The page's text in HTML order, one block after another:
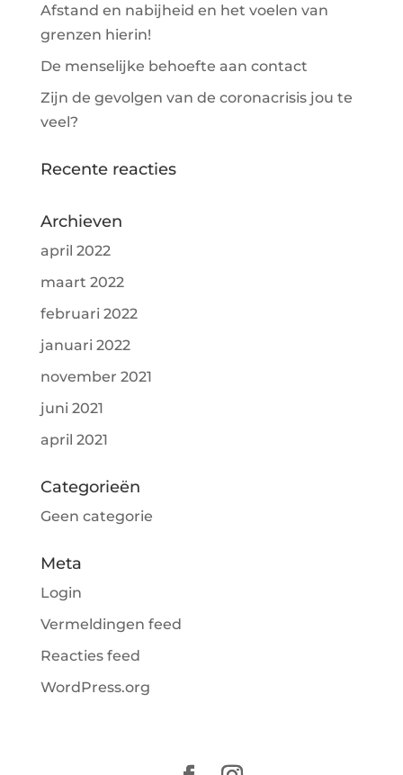
Afstand en nabijheid en het voelen van
grenzen hierin!
De menselijke behoefte aan contact
Zijn de gevolgen van de coronacrisis jou te
veel?
Recente reacties
Archieven
april 2022
maart 2022
februari 2022
januari 2022
november 2021
juni 2021
april 2021
Categorieën
Geen categorie
Meta
Login
Vermeldingen feed
Reacties feed
WordPress.org